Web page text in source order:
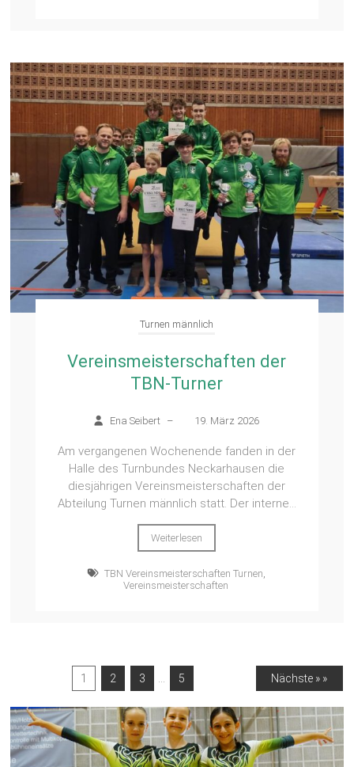
Turnen männlich
Vereinsmeisterschaften der
TBN-Turner
Ena Seibert – 19. März 2026
Am vergangenen Wochenende fanden in der
Halle des Turnbundes Neckarhausen die
diesjährigen Vereinsmeisterschaften der
Abteilung Turnen männlich statt. Der interne...
Weiterlesen
TBN Vereinsmeisterschaften Turnen
Vereinsmeisterschaften
1 2 3 … 5 Nächste » »